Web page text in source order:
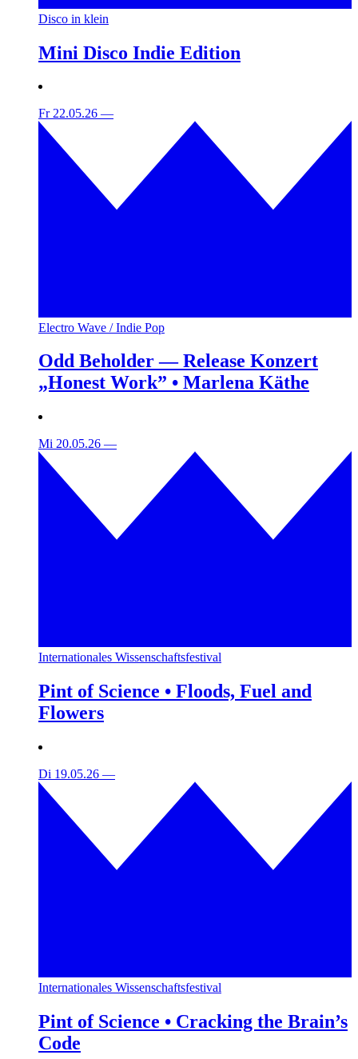
Disco in klein
Mini Disco Indie Edition
Fr 22.05.26 —
Electro Wave / Indie Pop
Odd Beholder — Release Konzert
„Honest Work” • Marlena Käthe
Mi 20.05.26 —
Internationales Wissenschaftsfestival
Pint of Science • Floods, Fuel and
Flowers
Di 19.05.26 —
Internationales Wissenschaftsfestival
Pint of Science • Cracking the Brain’s
Code